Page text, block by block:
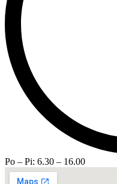
Po – Pi: 6.30 – 16.00